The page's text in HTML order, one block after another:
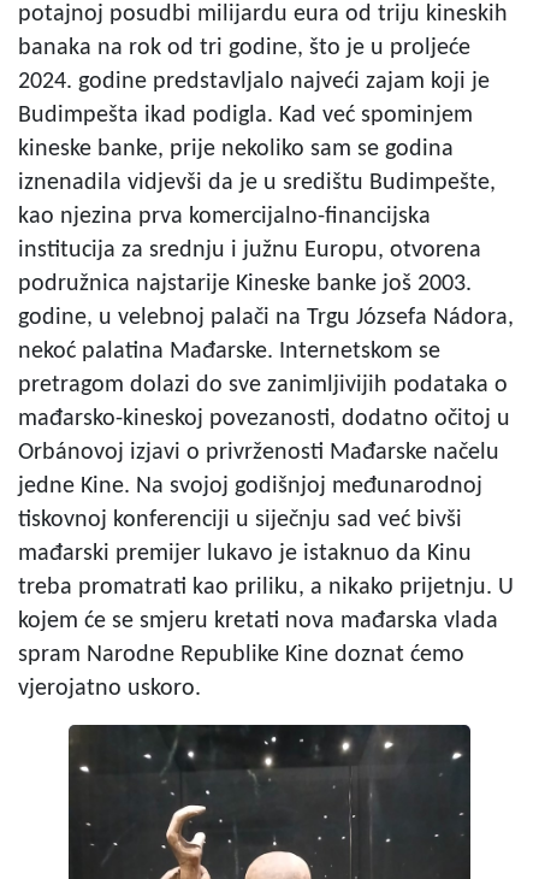
potajnoj posudbi milijardu eura od triju kineskih
banaka na rok od tri godine, što je u proljeće
2024. godine predstavljalo najveći zajam koji je
Budimpešta ikad podigla. Kad već spominjem
kineske banke, prije nekoliko sam se godina
iznenadila vidjevši da je u središtu Budimpešte,
kao njezina prva komercijalno-financijska
institucija za srednju i južnu Europu, otvorena
podružnica najstarije Kineske banke još 2003.
godine, u velebnoj palači na Trgu Józsefa Nádora,
nekoć palatina Mađarske. Internetskom se
pretragom dolazi do sve zanimljivijih podataka o
mađarsko-kineskoj povezanosti, dodatno očitoj u
Orbánovoj izjavi o privrženosti Mađarske načelu
jedne Kine. Na svojoj godišnjoj međunarodnoj
tiskovnoj konferenciji u siječnju sad već bivši
mađarski premijer lukavo je istaknuo da Kinu
treba promatrati kao priliku, a nikako prijetnju. U
kojem će se smjeru kretati nova mađarska vlada
spram Narodne Republike Kine doznat ćemo
vjerojatno uskoro.